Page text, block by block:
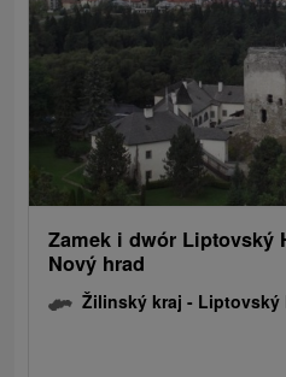
Zamek i dwór Liptovský
Nový hrad
Žilinský kraj - Liptovský